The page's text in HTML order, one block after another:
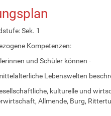
Sek. 1
Kompetenzen:
und Schüler können -
Lebenswelten
kulturelle und
Allmende, Burg,